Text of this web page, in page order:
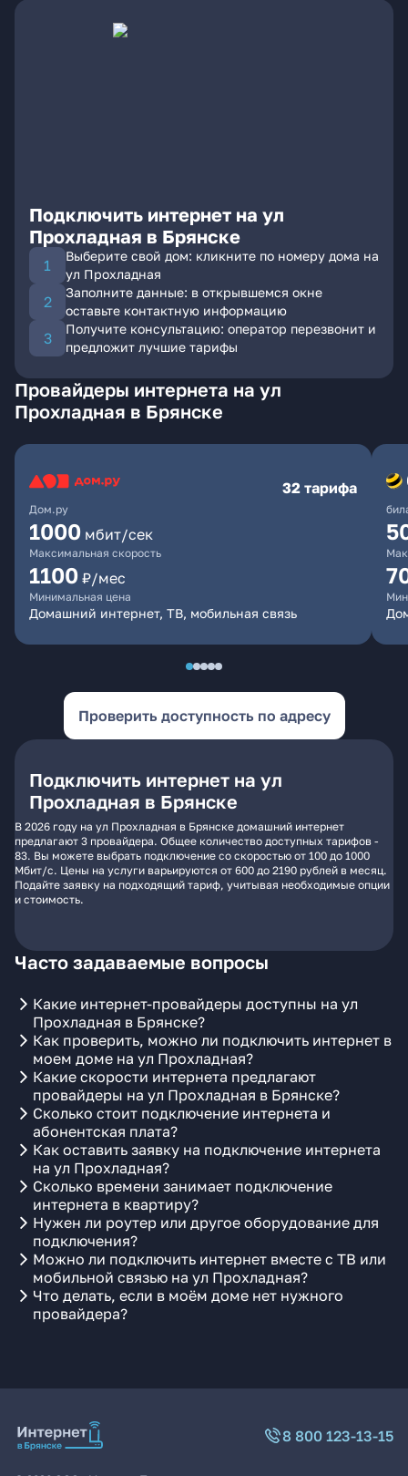
Подключить интернет на ул
Прохладная в Брянске
Выберите свой дом: кликните по номеру дома на
ул Прохладная
Заполните данные: в открывшемся окне
оставьте контактную информацию
Получите консультацию: оператор перезвонит и
предложит лучшие тарифы
Провайдеры интернета на ул
Прохладная в Брянске
Дом.ру
32 тарифа
1000 мбит/сек
Максимальная скорость
1100 ₽/мес
Минимальная цена
Домашний интернет, ТВ, мобильная связь
Проверить доступность по адресу
Подключить интернет на ул
Прохладная в Брянске
В 2026 году на ул Прохладная в Брянске домашний интернет
предлагают 3 провайдера. Общее количество доступных тарифов -
83. Вы можете выбрать подключение со скоростью от 100 до 1000
Мбит/с. Цены на услуги варьируются от 600 до 2190 рублей в месяц.
Подайте заявку на подходящий тариф, учитывая необходимые опции
и стоимость.
Часто задаваемые вопросы
Какие интернет-провайдеры доступны на ул
Прохладная в Брянске?
Как проверить, можно ли подключить интернет в
моем доме на ул Прохладная?
Какие скорости интернета предлагают
провайдеры на ул Прохладная в Брянске?
Сколько стоит подключение интернета и
абонентская плата?
Как оставить заявку на подключение интернета
на ул Прохладная?
Сколько времени занимает подключение
интернета в квартиру?
Нужен ли роутер или другое оборудование для
подключения?
Можно ли подключить интернет вместе с ТВ или
мобильной связью на ул Прохладная?
Что делать, если в моём доме нет нужного
провайдера?
8 800 123-13-15